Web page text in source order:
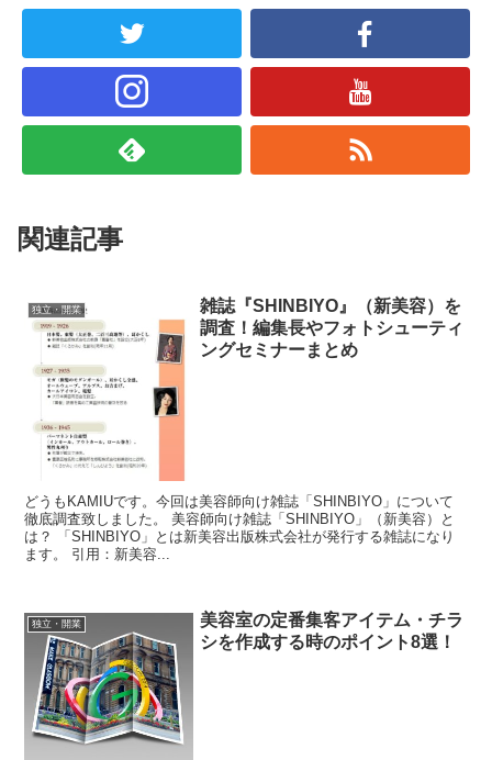
関連記事
独立・開業
雑誌『SHINBIYO』（新美容）を
調査！編集長やフォトシューティ
ングセミナーまとめ
どうもKAMIUです。今回は美容師向け雑誌「SHINBIYO」について
徹底調査致しました。 美容師向け雑誌「SHINBIYO」（新美容）と
は？ 「SHINBIYO」とは新美容出版株式会社が発行する雑誌になり
ます。 引用：新美容...
独立・開業
美容室の定番集客アイテム・チラ
シを作成する時のポイント8選！